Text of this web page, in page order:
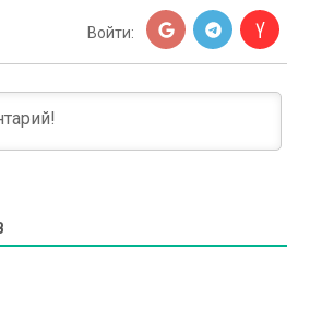
Войти: